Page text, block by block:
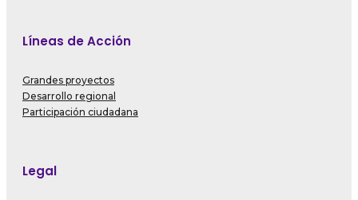
Líneas de Acción
Grandes proyectos
Desarrollo regional
Participación ciudadana
Legal